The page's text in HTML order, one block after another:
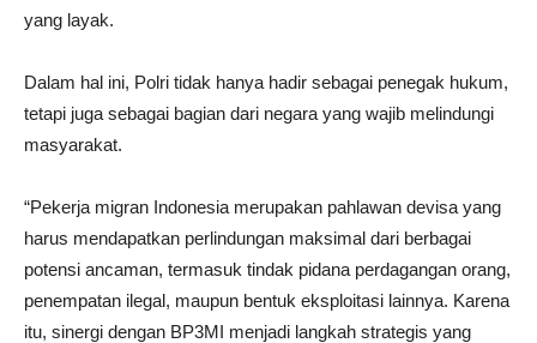
yang layak.
Dalam hal ini, Polri tidak hanya hadir sebagai penegak hukum,
tetapi juga sebagai bagian dari negara yang wajib melindungi
masyarakat.
“Pekerja migran Indonesia merupakan pahlawan devisa yang
harus mendapatkan perlindungan maksimal dari berbagai
potensi ancaman, termasuk tindak pidana perdagangan orang,
penempatan ilegal, maupun bentuk eksploitasi lainnya. Karena
itu, sinergi dengan BP3MI menjadi langkah strategis yang